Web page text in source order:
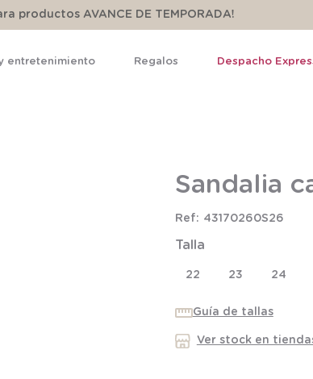
productos AVANCE DE TEMPORADA!
entretenimiento Regalos Despacho
Sandalia
43170260S26
Talla
22 23 24
Guía de tallas
Ver stock en